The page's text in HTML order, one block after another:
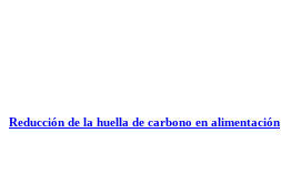
Reducción de la huella de carbono en alimentación